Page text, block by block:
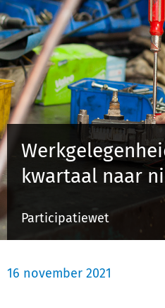
Producten
Opleidingen
Juridisch advies
Inloggen op de kennisbank
kwartaal naar
Participatiewet
16 november 2021